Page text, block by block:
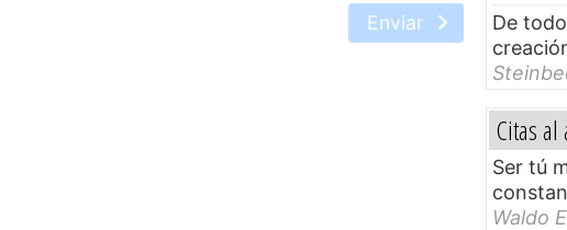
Enviar
De
Citas al
Ser tú
Waldo